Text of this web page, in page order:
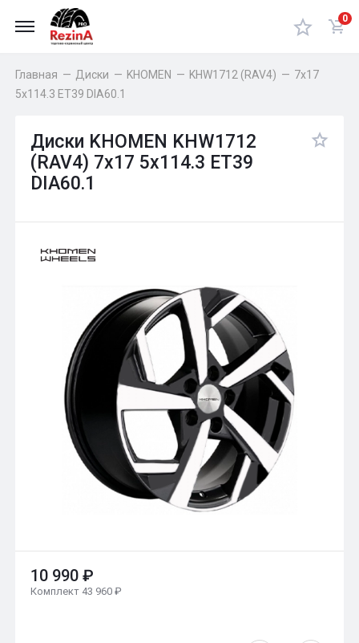
0
Главная — Диски — KHOMEN — KHW1712 (RAV4) — 7x17
5x114.3 ET39 DIA60.1
Диски KHOMEN KHW1712
(RAV4) 7x17 5x114.3 ET39
DIA60.1
10 990 ₽
Комплект 43 960 ₽